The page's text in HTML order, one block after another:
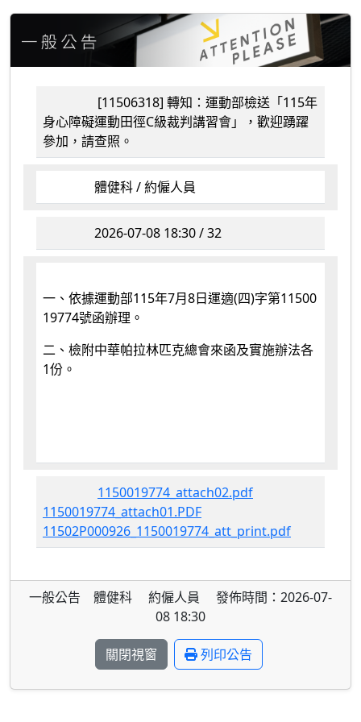
[11506318] 轉知：運動部檢送「115年
身心障礙運動田徑C級裁判講習會」，歡迎踴躍
參加，請查照。
體健科 / 約僱人員
2026-07-08 18:30 / 32
一、依據運動部115年7月8日運適(四)字第11500
19774號函辦理。
二、檢附中華帕拉林匹克總會來函及實施辦法各
1份。
1150019774_attach02.pdf
1150019774_attach01.PDF
11502P000926_1150019774_att_print.pdf
一般公告 體健科 約僱人員 發佈時間：2026-07-
08 18:30
關閉視窗 列印公告